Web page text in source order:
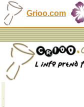
Grioo.com